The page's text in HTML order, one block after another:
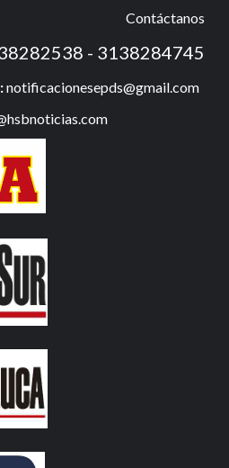
Contáctanos
- 3138284745
notificacionesepds@gmail.com